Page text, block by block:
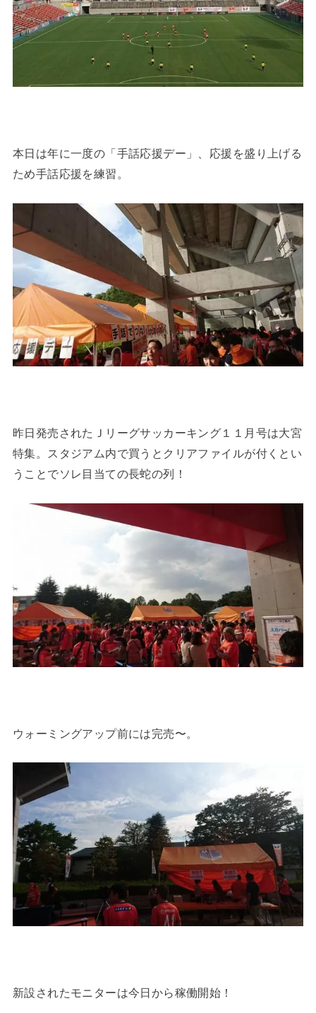
本日は年に一度の「手話応援デー」、応援を盛り上げる
ため手話応援を練習。
昨日発売されたＪリーグサッカーキング１１月号は大宮
特集。スタジアム内で買うとクリアファイルが付くとい
うことでソレ目当ての長蛇の列！
ウォーミングアップ前には完売〜。
新設されたモニターは今日から稼働開始！